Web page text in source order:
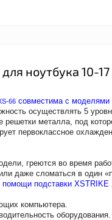
ноутбука 10-17
66 совместима с моделями
осуществлять 5
металла, под
первоклассное
греются во время
даже сломаться в один
подставки XSTRIKE
компьютера.
оборудования.